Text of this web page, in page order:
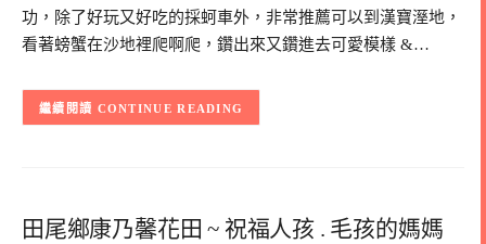
功，除了好玩又好吃的採蚵車外，非常推薦可以到漢寶溼地，
看著螃蟹在沙地裡爬啊爬，鑽出來又鑽進去可愛模樣 &…
CONTINUE READING
田尾鄉康乃馨花田 ~ 祝福人孩 . 毛孩的媽媽